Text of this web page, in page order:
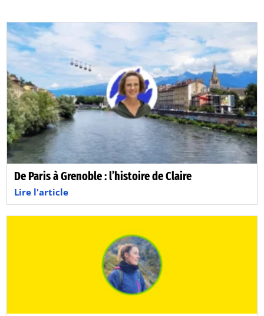
De Paris à Grenoble : l’histoire de Claire
Lire l'article